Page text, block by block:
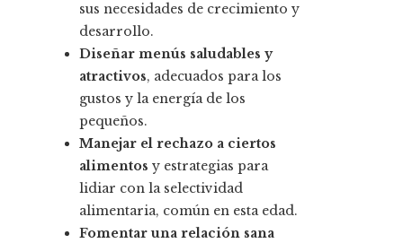
sus necesidades de crecimiento y
desarrollo.
Diseñar menús saludables y
atractivos, adecuados para los
gustos y la energía de los
pequeños.
Manejar el rechazo a ciertos
alimentos y estrategias para
lidiar con la selectividad
alimentaria, común en esta edad.
Fomentar una relación sana